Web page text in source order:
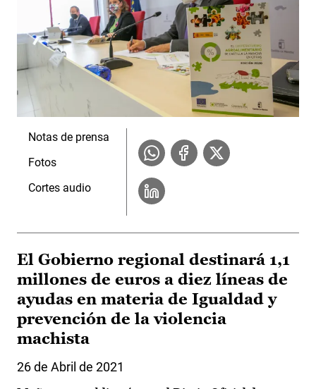
Notas de prensa
Fotos
Cortes audio
El Gobierno regional destinará 1,1
millones de euros a diez líneas de
ayudas en materia de Igualdad y
prevención de la violencia
machista
26 de Abril de 2021